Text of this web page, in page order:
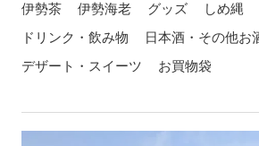
伊勢茶
伊勢海老 グッズ
しめ縄
ドリンク・飲み物
日本酒・その他お
デザート・スイーツ
お買物袋